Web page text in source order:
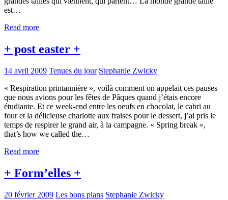
est…
Read more
+ post easter +
14 avril 2009 Tenues du jour Stephanie Zwicky
« Respiration printannière », voilà comment on appelait ces pauses
que nous avions pour les fêtes de Pâques quand j’étais encore
étudiante. Et ce week-end entre les oeufs en chocolat, le cabri au
four et la délicieuse charlotte aux fraises pour le dessert, j’ai pris le
temps de respirer le grand air, à la campagne. « Spring break »,
that’s how we called the…
Read more
+ Form’elles +
20 février 2009 Les bons plans Stephanie Zwicky